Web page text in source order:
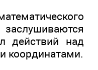
действий над
координатами.